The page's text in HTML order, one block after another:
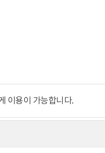
이용이 가능합니다.